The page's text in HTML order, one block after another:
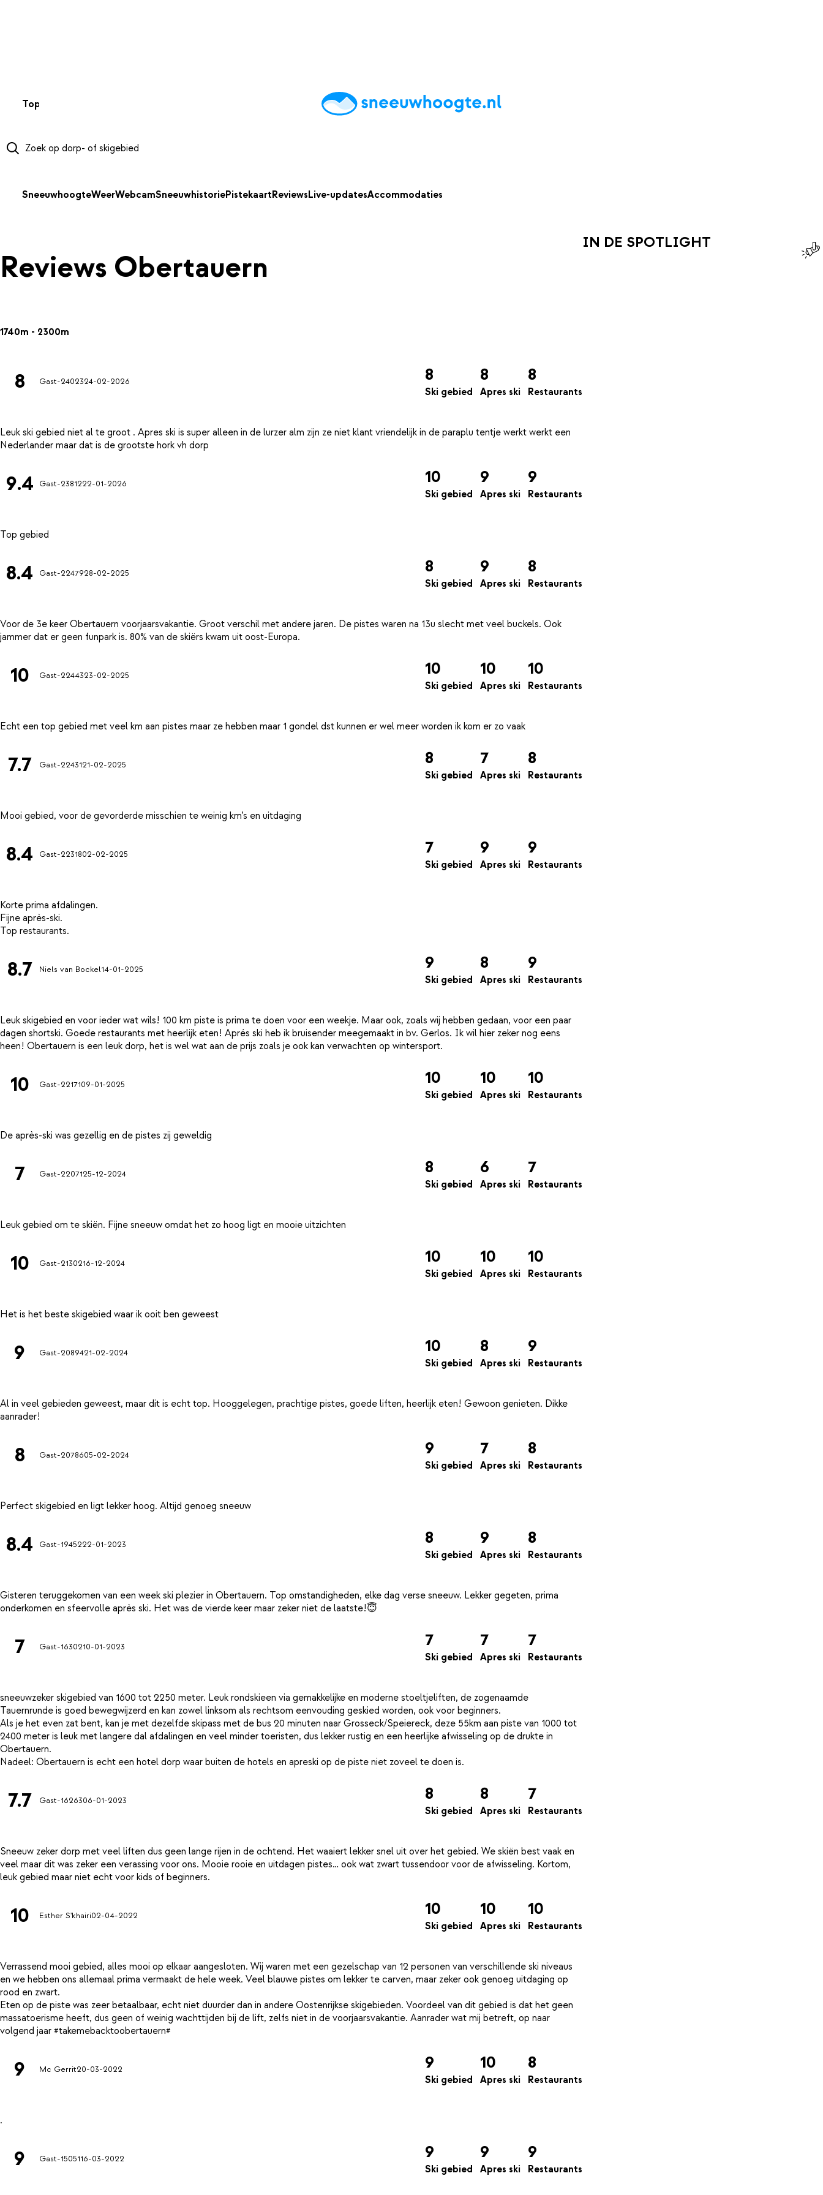
Top 50 AccommodatiesTipsReviewsLive updatesApp
SneeuwhoogteWeerWebcamSneeuwhistoriePistekaartReviewsLive-updatesAccommodaties
Reviews Obertauern
1740m - 2300m
8 Gast-2402324-02-2026 8
Ski gebied
8
Apres ski
8
Restaurants
Leuk ski gebied niet al te groot . Apres ski is super alleen in de lurzer alm zijn ze niet klant vriendelijk in de paraplu tentje werkt werkt een
9.4 Gast-2381222-01-2026 10
Ski gebied
9
Apres ski
9
Restaurants
8.4 Gast-2247928-02-2025 8
Ski gebied
9
Apres ski
8
Restaurants
Voor de 3e keer Obertauern voorjaarsvakantie. Groot verschil met andere jaren. De pistes waren na 13u slecht met veel buckels. Ook
10 Gast-2244323-02-2025 10
Ski gebied
10
Apres ski
10
Restaurants
7.7 Gast-2243121-02-2025 8
Ski gebied
7
Apres ski
8
Restaurants
8.4 Gast-2231802-02-2025 7
Ski gebied
9
Apres ski
9
Restaurants
Korte prima afdalingen.
Fijne après-ski.
8.7 Niels van Bockel14-01-2025 9
Ski gebied
8
Apres ski
9
Restaurants
Leuk skigebied en voor ieder wat wils! 100 km piste is prima te doen voor een weekje. Maar ook, zoals wij hebben gedaan, voor een paar
dagen shortski. Goede restaurants met heerlijk eten! Aprés ski heb ik bruisender meegemaakt in bv. Gerlos. Ik wil hier zeker nog eens
10 Gast-2217109-01-2025 10
Ski gebied
10
Apres ski
10
Restaurants
7 Gast-2207125-12-2024 8
Ski gebied
6
Apres ski
7
Restaurants
10 Gast-2130216-12-2024 10
Ski gebied
10
Apres ski
10
Restaurants
9 Gast-2089421-02-2024 10
Ski gebied
8
Apres ski
9
Restaurants
Al in veel gebieden geweest, maar dit is echt top. Hooggelegen, prachtige pistes, goede liften, heerlijk eten! Gewoon genieten. Dikke
8 Gast-2078605-02-2024 9
Ski gebied
7
Apres ski
8
Restaurants
8.4 Gast-1945222-01-2023 8
Ski gebied
9
Apres ski
8
Restaurants
Gisteren teruggekomen van een week ski plezier in Obertauern. Top omstandigheden, elke dag verse sneeuw. Lekker gegeten, prima
7 Gast-1630210-01-2023 7
Ski gebied
7
Apres ski
7
Restaurants
sneeuwzeker skigebied van 1600 tot 2250 meter. Leuk rondskieen via gemakkelijke en moderne stoeltjeliften, de zogenaamde
Tauernrunde is goed bewegwijzerd en kan zowel linksom als rechtsom eenvouding geskied worden, ook voor beginners.
Als je het even zat bent, kan je met dezelfde skipass met de bus 20 minuten naar Grosseck/Speiereck, deze 55km aan piste van 1000 tot
2400 meter is leuk met langere dal afdalingen en veel minder toeristen, dus lekker rustig en een heerlijke afwisseling op de drukte in
Obertauern.
7.7 Gast-1626306-01-2023 8
Ski gebied
8
Apres ski
7
Restaurants
Sneeuw zeker dorp met veel liften dus geen lange rijen in de ochtend. Het waaiert lekker snel uit over het gebied. We skiën best vaak en
veel maar dit was zeker een verassing voor ons. Mooie rooie en uitdagen pistes… ook wat zwart tussendoor voor de afwisseling. Kortom,
10 Esther S'khairi02-04-2022 10
Ski gebied
10
Apres ski
10
Restaurants
Verrassend mooi gebied, alles mooi op elkaar aangesloten. Wij waren met een gezelschap van 12 personen van verschillende ski niveaus
en we hebben ons allemaal prima vermaakt de hele week. Veel blauwe pistes om lekker te carven, maar zeker ook genoeg uitdaging op
rood en zwart.
Eten op de piste was zeer betaalbaar, echt niet duurder dan in andere Oostenrijkse skigebieden. Voordeel van dit gebied is dat het geen
massatoerisme heeft, dus geen of weinig wachttijden bij de lift, zelfs niet in de voorjaarsvakantie. Aanrader wat mij betreft, op naar
9 Mc Gerrit20-03-2022 9
Ski gebied
10
Apres ski
8
Restaurants
9 Gast-1505116-03-2022 9
Ski gebied
9
Apres ski
9
Restaurants
IN DE SPOTLIGHT